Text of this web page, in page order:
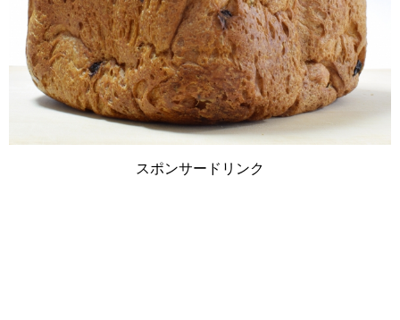
スポンサードリンク